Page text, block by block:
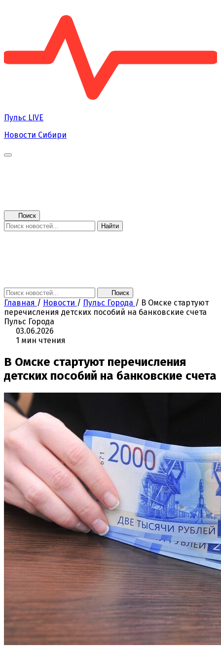
Пульс LIVE
Новости Сибири
Поиск
Найти
Поиск
Главная / Новости / Пульс Города / В Омске стартуют
перечисления детских пособий на банковские счета
Пульс Города
03.06.2026
1 мин чтения
В Омске стартуют перечисления
детских пособий на банковские счета